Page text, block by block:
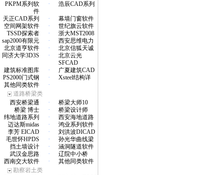
PKPM系列软
件
· 浩辰CAD系列
天正CAD系列 ·
幕墙门窗软件
空间网架软件
·
世纪旗云软件
TSSD探索者
·
浙大MST2008
sap2000有限元
·
西安思维电力
北京道亨软件
·
北京信狐天诚
同济大学3D3S
·
北京云光
SFCAD
建筑标准图库
·
广夏建筑CAD
PS2000门式钢
·
Xsteel结构详
其他同类软件
·
道路桥梁类
西安桥梁通
·
桥梁大师10
桥梁 博士
·
桥梁设计师
纬地道路系列
·
西安海地道路
迈达斯midas
·
鸿业系列软件
李芳 EICAD
·
刘洪波DICAD
毛世怀HPDS
·
孙光华曲线梁
挡土墙设计
·
涵洞隧道软件
武汉金思路
·
辽院中小桥
西南交大软件
·
其他同类软件
勘察岩土类